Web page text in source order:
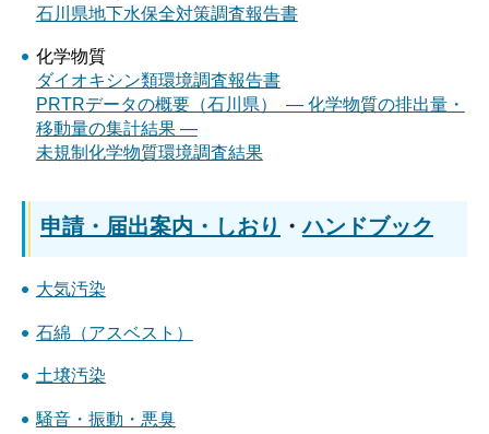
石川県地下水保全対策調査報告書
化学物質
ダイオキシン類環境調査報告書
PRTRデータの概要（石川県） ― 化学物質の排出量・
移動量の集計結果 ―
未規制化学物質環境調査結果
申請・届出案内・しおり ・ハンドブック
大気汚染
石綿（アスベスト）
土壌汚染
騒音・振動・悪臭